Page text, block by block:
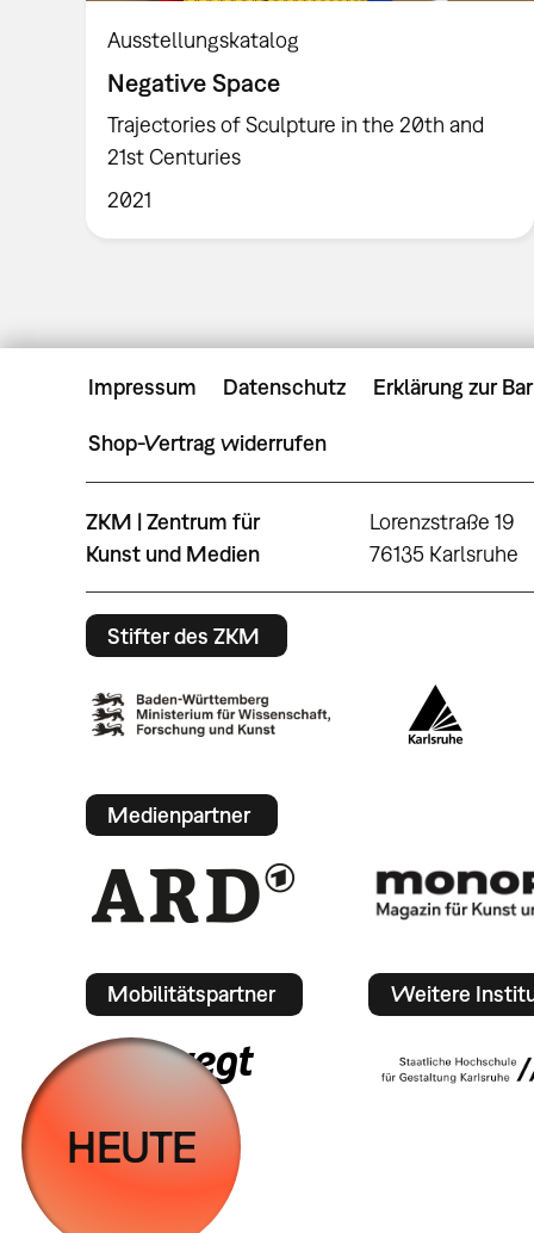
Ausstellungskatalog
Negative Space
Trajectories of Sculpture in the 20th and
21st Centuries
2021
Impressum Datenschutz Erklärung zur
Shop-Vertrag widerrufen
ZKM | Zentrum für
Kunst und Medien
Lorenzstraße 19
76135 Karlsruhe
Stifter des ZKM
Medienpartner
Mobilitätspartner Weitere
HEUTE